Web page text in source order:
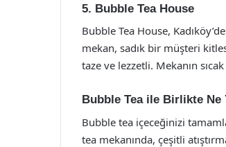
5. Bubble Tea House
Bubble Tea House,
mekan, sadık bir müşteri
taze ve lezzetli. Mekanın
Bubble Tea ile Birlikte Ne
Bubble tea içeceğinizi
tea mekanında, çeşitli